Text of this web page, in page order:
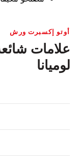
أوتو إكسبرت ورش
علامات
لوميانا